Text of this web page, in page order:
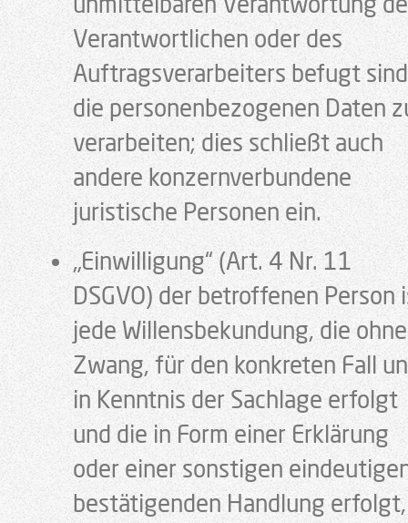
Verantwortlichen oder des
Auftragsverarbeiters befugt
die personenbezogenen Daten
verarbeiten; dies schließt auch
andere konzernverbundene
juristische Personen ein.
„Einwilligung“ (Art. 4 Nr. 11
DSGVO) der betroffenen Person
jede Willensbekundung, die ohne
Zwang, für den konkreten Fall
in Kenntnis der Sachlage erfolgt
und die in Form einer Erklärung
oder einer sonstigen
bestätigenden Handlung erfolgt,